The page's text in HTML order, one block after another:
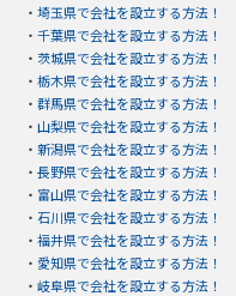
・ 埼玉県で会社を設立する方法！
・ 千葉県で会社を設立する方法！
・ 茨城県で会社を設立する方法！
・ 栃木県で会社を設立する方法！
・ 群馬県で会社を設立する方法！
・ 山梨県で会社を設立する方法！
・ 新潟県で会社を設立する方法！
・ 長野県で会社を設立する方法！
・ 富山県で会社を設立する方法！
・ 石川県で会社を設立する方法！
・ 福井県で会社を設立する方法！
・ 愛知県で会社を設立する方法！
・ 岐阜県で会社を設立する方法！